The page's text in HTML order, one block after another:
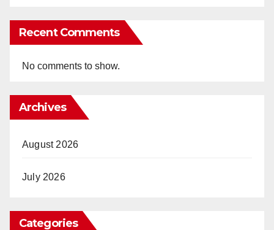
Recent Comments
No comments to show.
Archives
August 2026
July 2026
Categories